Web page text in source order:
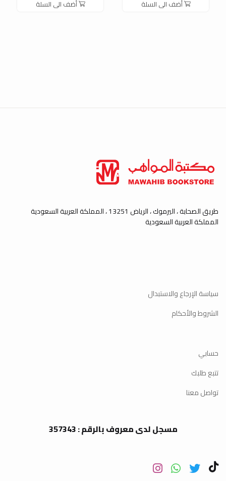
أضف الى السلة أضف الى السلة
طريق الصحابة ، اليرموك ، الرياض 13251 ، المملكة العربية السعودية
المملكة العربية السعودية
سياسة الإرجاع والاستبدال
الشروط والأحكام
حسابي
تتبع طلبك
تواصل معنا
مسجل لدى معروف بالرقم : 357343